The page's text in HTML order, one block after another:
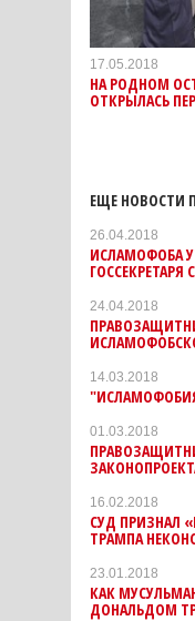
17.05.2018
НА РОДНОМ
ОТКРЫЛАСЬ
ЕЩЕ НОВОСТИ
26.04.2018
ИСЛАМОФОБА
ГОССЕКРЕТАРЯ
24.04.2018
14.03.2018
01.03.2018
16.02.2018
СУД ПРИЗНАЛ
ТРАМПА
23.01.2018
КАК
ДОНАЛЬДОМ